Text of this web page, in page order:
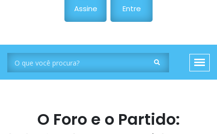
Assine Entre
O Foro e o Partido: